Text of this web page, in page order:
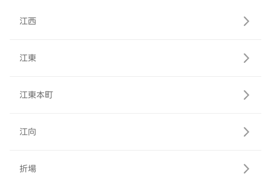
江西
江東
江東本町
江向
折場